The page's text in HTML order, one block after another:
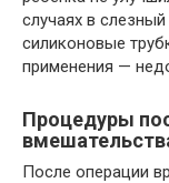
случаях в
силиконовые
применения —
Процедуры
После операции